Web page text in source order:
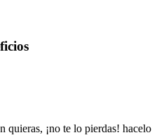
quieras, ¡no te lo pierdas!